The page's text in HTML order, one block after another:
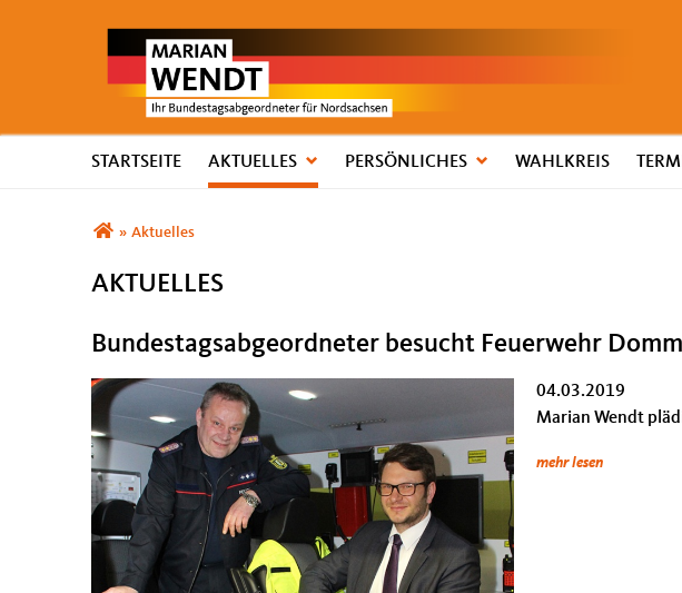
STARTSEITE AKTUELLES PERSÖNLICHES WAHLKREIS
Sie sind hier
» Aktuelles
AKTUELLES
Bundestagsabgeordneter besucht Feuerwehr
04.03.2019
Marian Wendt
mehr lesen